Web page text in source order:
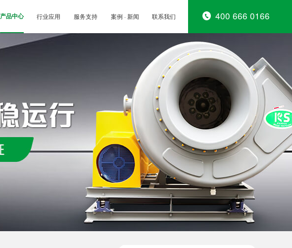
400 666 0166
产品中心 行业应用 服务支持 案例 · 新闻 联系我们